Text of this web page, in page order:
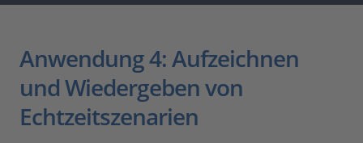
Anwendung 4: Aufzeichnen
und Wiedergeben von
Echtzeitszenarien